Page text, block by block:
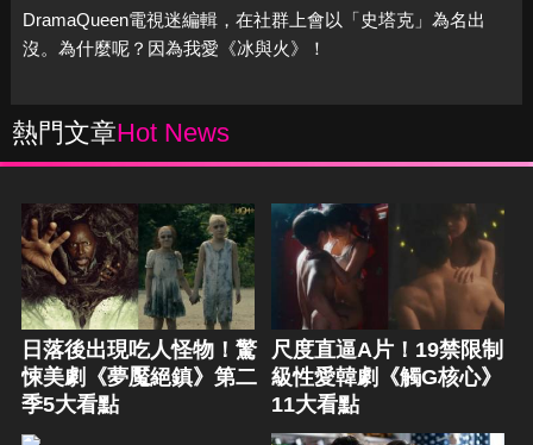
DramaQueen電視迷編輯，在社群上會以「史塔克」為名出
沒。為什麼呢？因為我愛《冰與火》！
熱門文章Hot News
日落後出現吃人怪物！驚
悚美劇《夢魘絕鎮》第二
季5大看點
尺度直逼A片！19禁限制
級性愛韓劇《觸G核心》
11大看點